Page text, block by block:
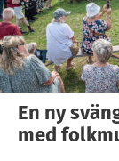
En ny
med